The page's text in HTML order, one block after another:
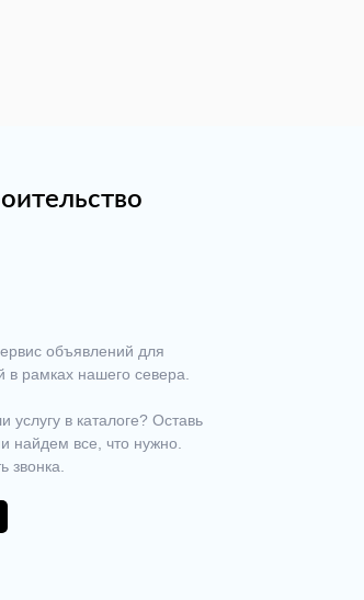
объявлений для
в рамках нашего севера.
в каталоге? Оставь
найдем все, что нужно.
звонка.